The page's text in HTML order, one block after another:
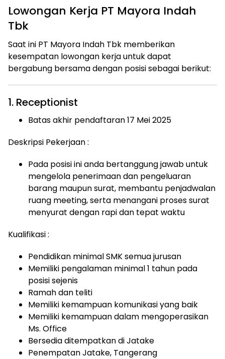
Lowongan Kerja PT Mayora Indah
Tbk
Saat ini PT Mayora Indah Tbk memberikan
kesempatan lowongan kerja untuk dapat
bergabung bersama dengan posisi sebagai berikut:
1. Receptionist
Batas akhir pendaftaran 17 Mei 2025
Deskripsi Pekerjaan :
Pada posisi ini anda bertanggung jawab untuk
mengelola penerimaan dan pengeluaran
barang maupun surat, membantu penjadwalan
ruang meeting, serta menangani proses surat
menyurat dengan rapi dan tepat waktu
Kualifikasi :
Pendidikan minimal SMK semua jurusan
Memiliki pengalaman minimal 1 tahun pada
posisi sejenis
Ramah dan teliti
Memiliki kemampuan komunikasi yang baik
Memiliki kemampuan dalam mengoperasikan
Ms. Office
Bersedia ditempatkan di Jatake
Penempatan Jatake, Tangerang